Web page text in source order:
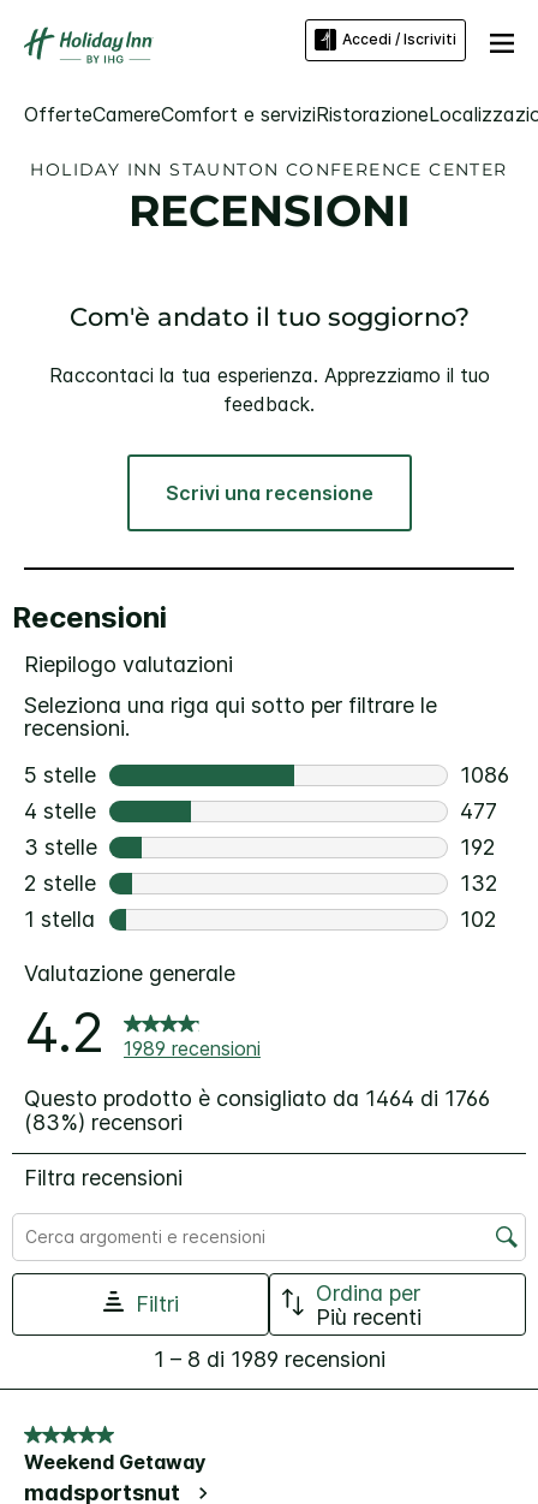
Accedi / Iscriviti
OfferteCamereComfort e serviziRistorazione
HOLIDAY INN STAUNTON CONFERENCE CENTER
RECENSIONI
Com'è andato il tuo soggiorno?
Raccontaci la tua esperienza. Apprezziamo il tuo
feedback.
Scrivi una recensione